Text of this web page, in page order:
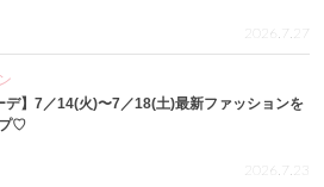
2026.7.27
デ】7／14(火)〜7／18(土)最新ファッションを
プ♡
2026.7.23